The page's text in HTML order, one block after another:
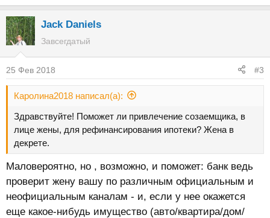
е
а
к
ц
и
и
:
Jack Daniels
Завсегдатый
25 Фев 2018 #3
Каролина2018 написал(а):
Здравствуйте! Поможет ли привлечение созаемщика, в
лице жены, для рефинансирования ипотеки? Жена в
декрете.
Маловероятно, но , возможно, и поможет: банк ведь
проверит жену вашу по различным официальным и
неофициальным каналам - и, если у нее окажется
еще какое-нибудь имущество (авто/квартира/дом/